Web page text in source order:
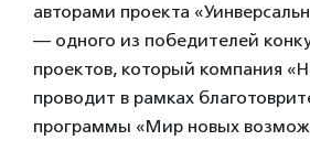
авторами проекта
— одного из победителей
проектов, который компания
проводит в рамках
программы «Мир новых